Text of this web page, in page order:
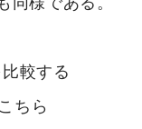
較する
ちら